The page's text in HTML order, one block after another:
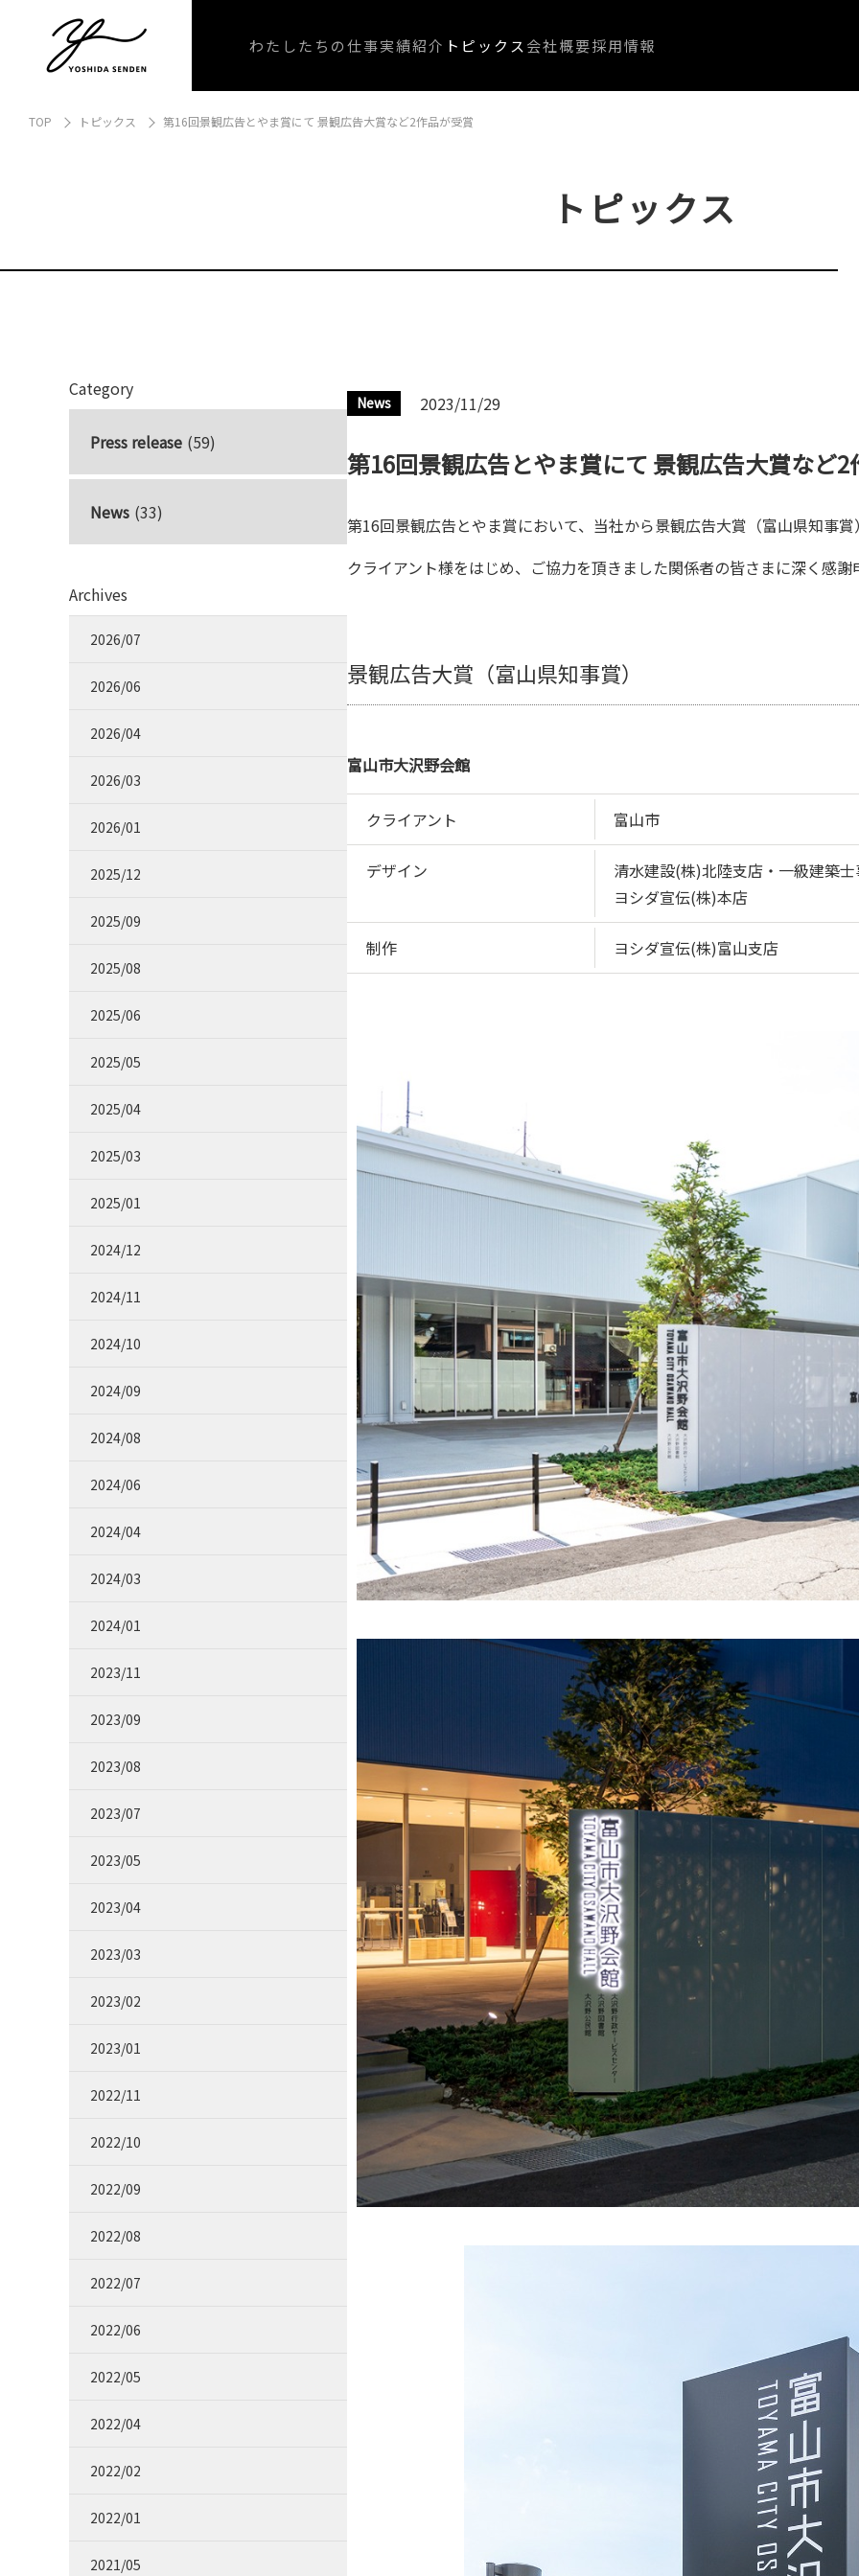
わたしたちの仕事実績紹介 トピックス 会社概要採用情報
TOP トピックス 第16回景観広告とやま賞にて 景観広告大賞など2作品が受賞
トピックス
News 2023/11/29
第16回景観広告とやま賞にて 景観広告大賞など2
第16回景観広告とやま賞において、当社から景観広告大賞（富山県知事
クライアント様をはじめ、ご協力を頂きました関係者の皆さまに深く感謝
景観広告大賞（富山県知事賞）
富山市大沢野会館
クライアント 富山市
デザイン
清水建設(株)北陸支店・一級建築
ヨシダ宣伝(株)本店
制作 ヨシダ宣伝(株)富山支店
Category
Press release (59)
News (33)
Archives
2026/07
2026/06
2026/04
2026/03
2026/01
2025/12
2025/09
2025/08
2025/06
2025/05
2025/04
2025/03
2025/01
2024/12
2024/11
2024/10
2024/09
2024/08
2024/06
2024/04
2024/03
2024/01
2023/11
2023/09
2023/08
2023/07
2023/05
2023/04
2023/03
2023/02
2023/01
2022/11
2022/10
2022/09
2022/08
2022/07
2022/06
2022/05
2022/04
2022/02
2022/01
2021/05